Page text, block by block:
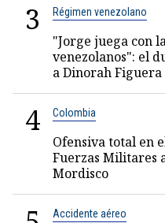
3 Régimen venezolano
"Jorge juega con
venezolanos": el
a Dinorah Figuera
4 Colombia
Ofensiva total en
Fuerzas Militares
Mordisco
Accidente aéreo